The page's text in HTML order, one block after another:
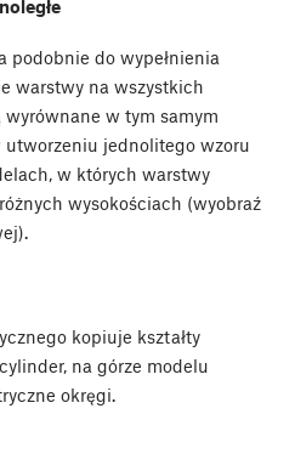
podobnie do wypełnienia
warstwy na wszystkich
w tym samym
jednolitego wzoru
w których warstwy
wysokościach (wyobraź
kopiuje kształty
na górze modelu
okręgi.